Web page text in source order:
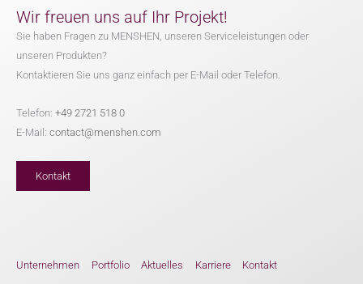
Wir freuen uns auf Ihr Projekt!
Sie haben Fragen zu MENSHEN, unseren Serviceleistungen oder
unseren Produkten?
Kontaktieren Sie uns ganz einfach per E-Mail oder Telefon.
Telefon: +49 2721 518 0
E-Mail: contact@menshen.com
Kontakt
Unternehmen Portfolio Aktuelles Karriere Kontakt